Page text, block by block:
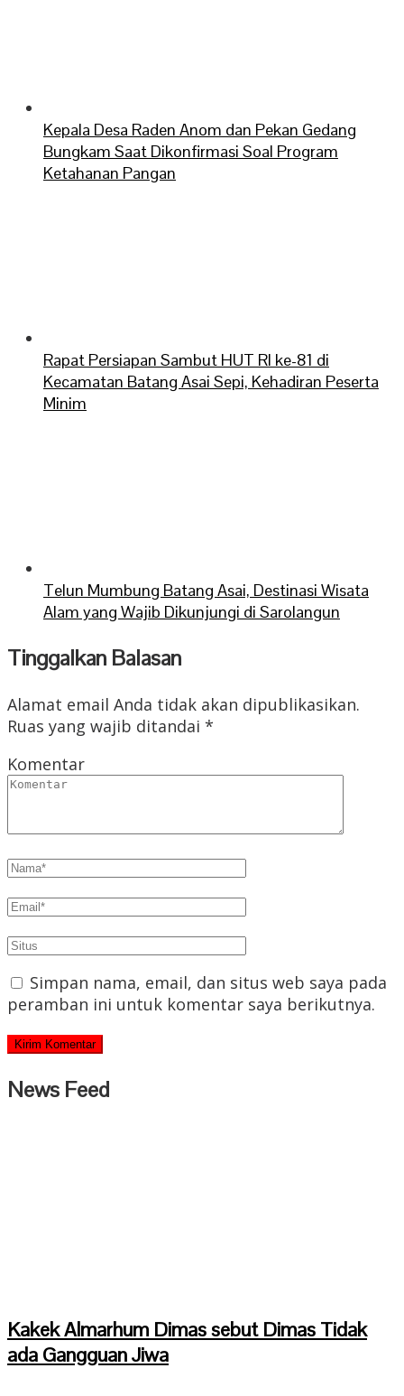
Kepala Desa Raden Anom dan Pekan Gedang
Bungkam Saat Dikonfirmasi Soal Program
Ketahanan Pangan
Rapat Persiapan Sambut HUT RI ke-81 di
Kecamatan Batang Asai Sepi, Kehadiran Peserta
Minim
Telun Mumbung Batang Asai, Destinasi Wisata
Alam yang Wajib Dikunjungi di Sarolangun
Tinggalkan Balasan
Alamat email Anda tidak akan dipublikasikan.
Ruas yang wajib ditandai *
Komentar
Simpan nama, email, dan situs web saya pada
peramban ini untuk komentar saya berikutnya.
News Feed
Kakek Almarhum Dimas sebut Dimas Tidak
ada Gangguan Jiwa